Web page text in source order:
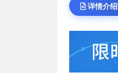
详情介绍